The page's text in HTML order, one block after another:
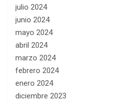
julio 2024
junio 2024
mayo 2024
abril 2024
marzo 2024
febrero 2024
enero 2024
diciembre 2023